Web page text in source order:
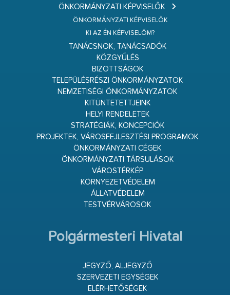
ÖNKORMÁNYZATI KÉPVISELŐK
ÖNKORMÁNYZATI KÉPVISELŐK
KI AZ ÉN KÉPVISELŐM?
TANÁCSNOK, TANÁCSADÓK
KÖZGYŰLÉS
BIZOTTSÁGOK
TELEPÜLÉSRÉSZI ÖNKORMÁNYZATOK
NEMZETISÉGI ÖNKORMÁNYZATOK
KITÜNTETETTJEINK
HELYI RENDELETEK
STRATÉGIÁK, KONCEPCIÓK
PROJEKTEK, VÁROSFEJLESZTÉSI PROGRAMOK
ÖNKORMÁNYZATI CÉGEK
ÖNKORMÁNYZATI TÁRSULÁSOK
VÁROSTÉRKÉP
KÖRNYEZETVÉDELEM
ÁLLATVÉDELEM
TESTVÉRVÁROSOK
Polgármesteri Hivatal
JEGYZŐ, ALJEGYZŐ
SZERVEZETI EGYSÉGEK
ELÉRHETŐSÉGEK